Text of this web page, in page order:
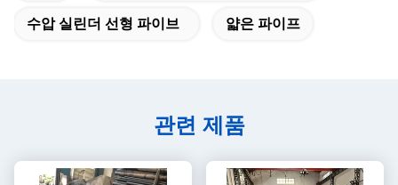
수압 실린더 선형 파이브 얇은 파이프
관련 제품